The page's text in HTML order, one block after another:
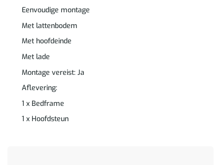
Eenvoudige montage
Met lattenbodem
Met hoofdeinde
Met lade
Montage vereist: Ja
Aflevering:
1 x Bedframe
1 x Hoofdsteun